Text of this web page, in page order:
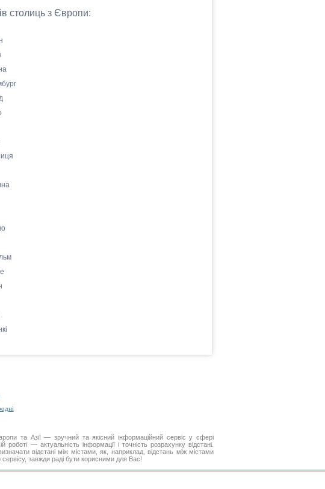
столиць з Європи:
та Азії — зручний та якісний інформаційний сервіс у сфері
роботі — актуальність інформації і точність розрахунку відстані.
відстані між містами, як, наприклад, відстань між містами
завжди раді бути корисними для Вас!